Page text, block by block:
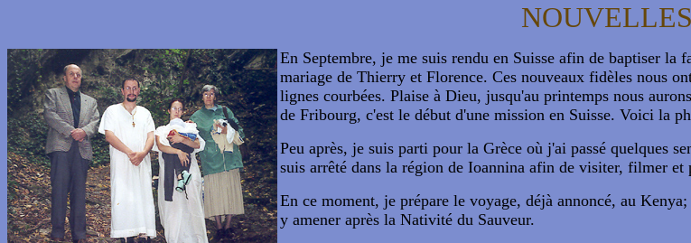
NOUVELLES
En Septembre, je me suis rendu en Suisse afin de baptiser
mariage de Thierry et Florence. Ces nouveaux fidèles nous
lignes courbées. Plaise à Dieu, jusqu'au printemps nous
de Fribourg, c'est le début d'une mission en Suisse. Voici la
Peu après, je suis parti pour la Grèce où j'ai passé quelques
suis arrêté dans la région de Ioannina afin de visiter, filmer et
En ce moment, je prépare le voyage, déjà annoncé, au
y amener après la Nativité du Sauveur.